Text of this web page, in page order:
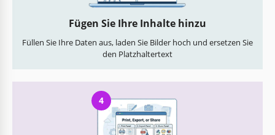
Fügen Sie Ihre Inhalte hinzu
Füllen Sie Ihre Daten aus, laden Sie Bilder hoch und ersetzen Sie
den Platzhaltertext
4